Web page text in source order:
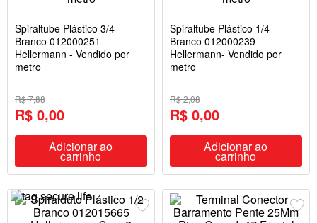
Spiraltube Plástico 3/4
Branco 012000251
Hellermann - Vendido por
metro
R$ 7,88
R$ 0,00
Adicionar ao
carrinho
Spiraltube Plástico 1/4
Branco 012000239
Hellermann- Vendido por
metro
R$ 2,08
R$ 0,00
Adicionar ao
carrinho